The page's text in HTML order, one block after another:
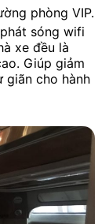
phòng VIP.
sóng wifi
xe đều là
Giúp giảm
giãn cho hành